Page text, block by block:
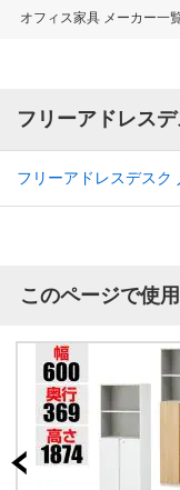
オフィス家具 メーカー一
フリーアドレス
フリーアドレスデスク
このページで使